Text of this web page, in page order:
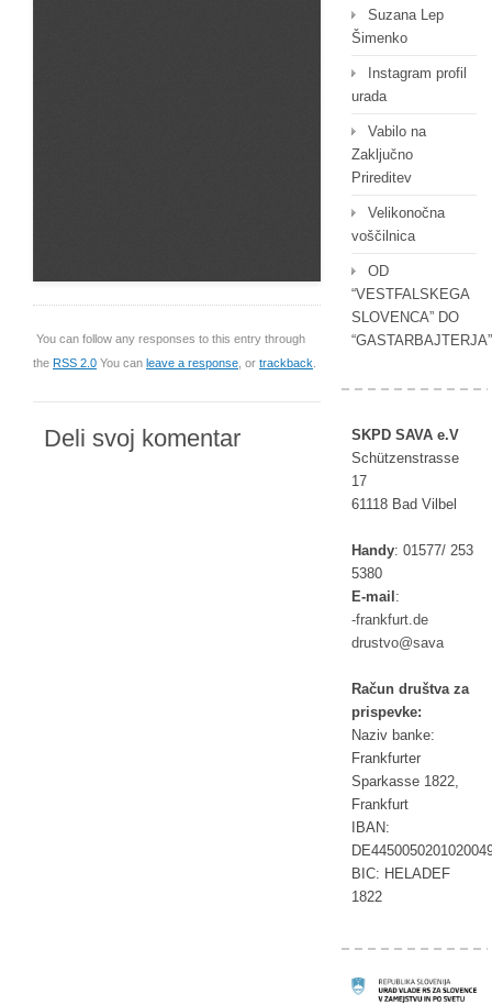
You can follow any responses to this entry through
the RSS 2.0 You can leave a response , or trackback
Deli svoj komentar
Suzana Lep
Šimenko
Instagram profil
urada
Vabilo na
Zaključno
Prireditev
Velikonočna
voščilnica
OD
“VESTFALSKEGA
SLOVENCA” DO
“GASTARBAJTERJA”
SKPD SAVA e.V
Schützenstrasse
17
61118 Bad Vilbel
Handy: 01577/ 253
5380
E-mail :
ed.tr
ufkna
rf-
av
as@ov
tsurd
Račun društva za
prispevke:
Naziv banke:
Frankfurter
Sparkasse 1822,
Frankfurt
IBAN:
BIC: HELADEF
1822